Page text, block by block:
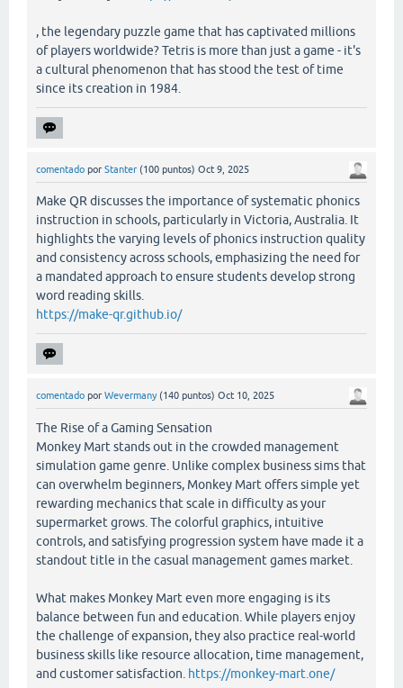
, the legendary puzzle game that has captivated millions
of players worldwide? Tetris is more than just a game - it's
a cultural phenomenon that has stood the test of time
since its creation in 1984.
comentado por Stanter (100 puntos) Oct 9, 2025
Make QR discusses the importance of systematic phonics
instruction in schools, particularly in Victoria, Australia. It
highlights the varying levels of phonics instruction quality
and consistency across schools, emphasizing the need for
a mandated approach to ensure students develop strong
word reading skills.
https://make-qr.github.io/
comentado por Wevermany (140 puntos) Oct 10, 2025
The Rise of a Gaming Sensation
Monkey Mart stands out in the crowded management
simulation game genre. Unlike complex business sims that
can overwhelm beginners, Monkey Mart offers simple yet
rewarding mechanics that scale in difficulty as your
supermarket grows. The colorful graphics, intuitive
controls, and satisfying progression system have made it a
standout title in the casual management games market.
What makes Monkey Mart even more engaging is its
balance between fun and education. While players enjoy
the challenge of expansion, they also practice real-world
business skills like resource allocation, time management,
and customer satisfaction. https://monkey-mart.one/